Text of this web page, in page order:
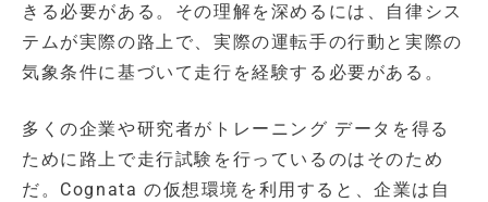
きる必要がある。その理解を深めるには、自律シス
テムが実際の路上で、実際の運転手の行動と実際の
気象条件に基づいて走行を経験する必要がある。
多くの企業や研究者がトレーニング データを得る
ために路上で走行試験を行っているのはそのため
だ。Cognata の仮想環境を利用すると、企業は自